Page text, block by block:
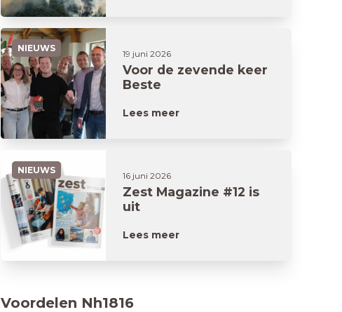
NIEUWS
19 juni 2026
Voor de zevende keer
Beste
Lees meer
NIEUWS
16 juni 2026
Zest Magazine #12 is
uit
Lees meer
Voordelen Nh1816